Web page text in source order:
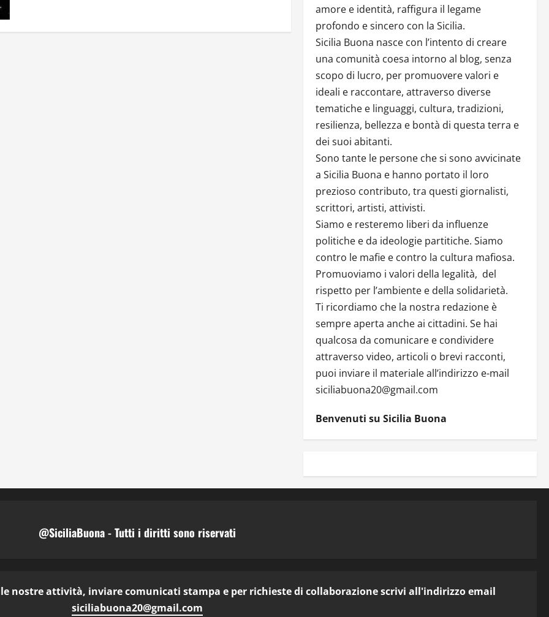
LE
amore e identità, raffigura il legame
profondo e sincero con la Sicilia.
Sicilia Buona nasce con l’intento di creare
una comunità coesa intorno al blog, senza
scopo di lucro, per promuovere valori e
ideali e raccontare, attraverso diverse
tematiche e linguaggi, cultura, tradizioni,
resilienza, bellezza e bontà di questa terra e
dei suoi abitanti.
Sono tante le persone che si sono avvicinate
a Sicilia Buona e hanno portato il loro
prezioso contributo, tra questi giornalisti,
scrittori, artisti, attivisti.
Siamo e resteremo liberi da influenze
politiche e da ideologie partitiche. Siamo
contro le mafie e contro la cultura mafiosa.
Promuoviamo i valori della legalità, del
rispetto per l’ambiente e della solidarietà.
Ti ricordiamo che la nostra redazione è
sempre aperta anche ai cittadini. Se hai
qualcosa da comunicare e condividere
attraverso video, articoli o brevi racconti,
puoi inviare il materiale all’indirizzo e-mail
siciliabuona20@gmail.com
Benvenuti su Sicilia Buona
@SiciliaBuona - Tutti i diritti sono riservati
nostre attività, inviare comunicati stampa e per richieste di collaborazione scrivi all'indirizzo email
siciliabuona20@gmail.com